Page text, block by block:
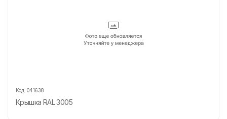
Код: 041638
Крышка RAL 3005